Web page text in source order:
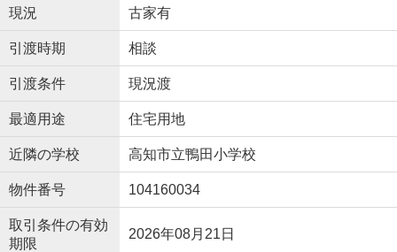
現況 古家有
引渡時期 相談
引渡条件 現況渡
最適用途 住宅用地
近隣の学校 高知市立鴨田小学校
物件番号 104160034
取引条件の有効
期限
2026年08月21日